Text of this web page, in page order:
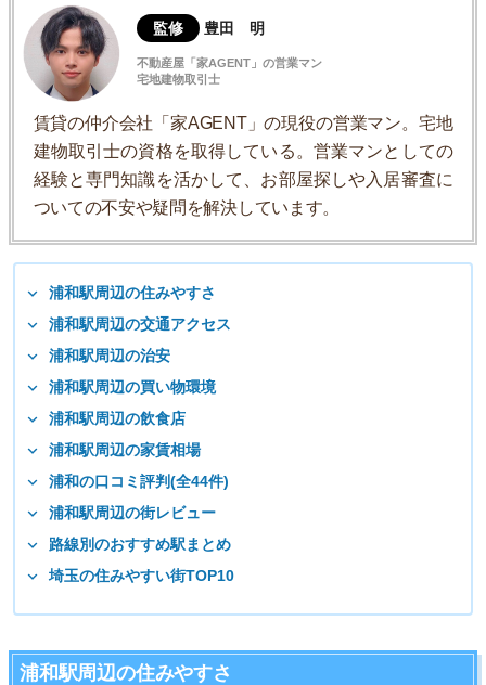
監修 豊田 明
不動産屋「家AGENT」の営業マン
宅地建物取引士
賃貸の仲介会社「家AGENT」の現役の営業マン。宅地
建物取引士の資格を取得している。営業マンとしての
経験と専門知識を活かして、お部屋探しや入居審査に
ついての不安や疑問を解決しています。
浦和駅周辺の住みやすさ
浦和駅周辺の交通アクセス
浦和駅周辺の治安
浦和駅周辺の買い物環境
浦和駅周辺の飲食店
浦和駅周辺の家賃相場
浦和の口コミ評判(全44件)
浦和駅周辺の街レビュー
路線別のおすすめ駅まとめ
埼玉の住みやすい街TOP10
浦和駅周辺の住みやすさ